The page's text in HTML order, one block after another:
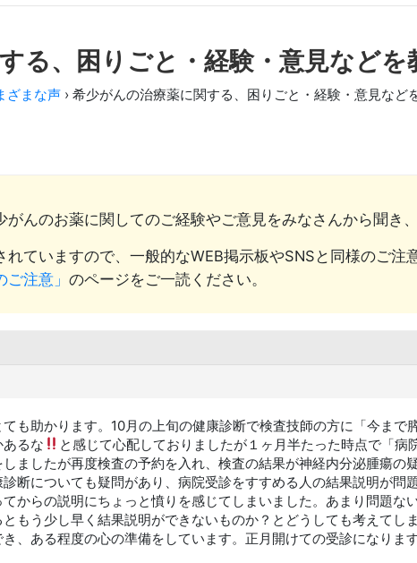
る、困りごと・経験・意見など
ざまな声 › 希少がんの治療薬に関する、困りごと・経験・意見など
がんのお薬に関してのご経験やご意見をみなさんから聞き
れていますので、一般的なWEB掲示板やSNSと同様のご注
ご注意」 のページをご一読ください。
も助かります。10月の上旬の健康診断で検査技師の方に「今まで
るな
と感じて心配しておりましたが１ヶ月半たった時点で「病
ましたが再度検査の予約を入れ、検査の結果が神経内分泌腫瘍の
断についても疑問があり、病院受診をすすめる人の結果説明が問
からの説明にちょっと憤りを感じてしまいました。あまり問題な
もう少し早く結果説明ができないものか？とどうしても考えてし
、ある程度の心の準備をしています。正月開けての受診になりま